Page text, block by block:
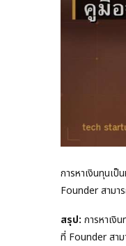
การหาเงินทุนเป็
Founder สามา
สรุป: การหาเงิ
ที่ Founder สา